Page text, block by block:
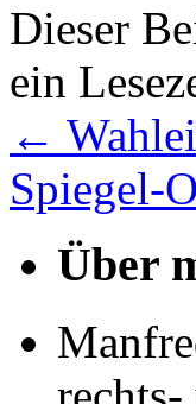
Dieser
ein
←
Spiegel-
Über